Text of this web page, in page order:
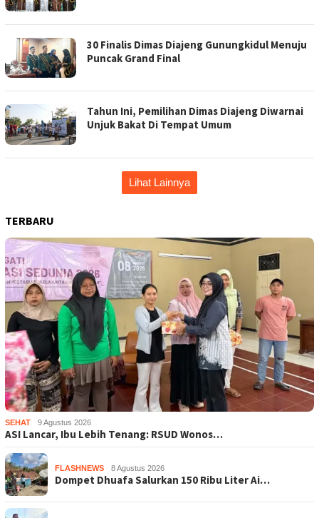
30 Finalis Dimas Diajeng Gunungkidul Menuju
Puncak Grand Final
Tahun Ini, Pemilihan Dimas Diajeng Diwarnai
Unjuk Bakat Di Tempat Umum
Lihat Lainnya
TERBARU
SEHAT 9 Agustus 2026
ASI Lancar, Ibu Lebih Tenang: RSUD Wonos…
FLASHNEWS 8 Agustus 2026
Dompet Dhuafa Salurkan 150 Ribu Liter Ai…